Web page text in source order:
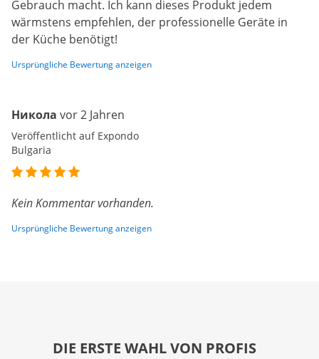
Gebrauch macht. Ich kann dieses Produkt jedem
wärmstens empfehlen, der professionelle Geräte in
der Küche benötigt!
Ursprüngliche Bewertung anzeigen
Никола vor 2 Jahren
Veröffentlicht auf Expondo
Bulgaria
Kein Kommentar vorhanden.
Ursprüngliche Bewertung anzeigen
DIE ERSTE WAHL VON PROFIS